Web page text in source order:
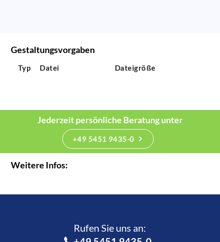
Gestaltungsvorgaben
Typ Datei Dateigröße
Jederzeit persönliche Beratung unter
+49 5451 9435-0
Weitere Infos:
Rufen Sie uns an:­